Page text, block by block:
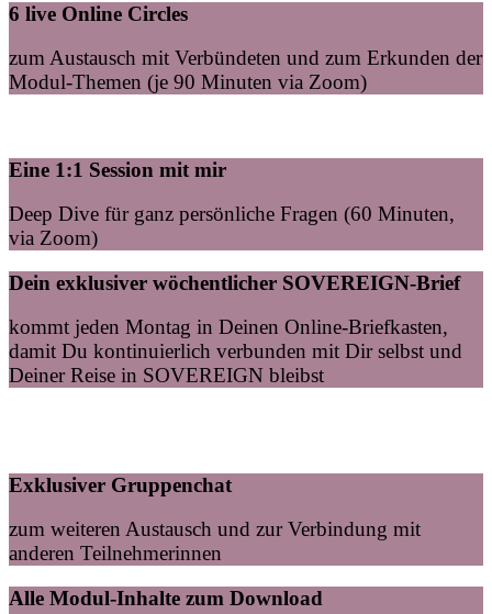
6 live Online Circles
zum Austausch mit Verbündeten und zum Erkunden der
Modul-Themen (je 90 Minuten via Zoom)
Eine 1:1 Session mit mir
Deep Dive für ganz persönliche Fragen (60 Minuten,
via Zoom)
Dein exklusiver wöchentlicher SOVEREIGN-Brief
kommt jeden Montag in Deinen Online-Briefkasten,
damit Du kontinuierlich verbunden mit Dir selbst und
Deiner Reise in SOVEREIGN bleibst
Exklusiver Gruppenchat
zum weiteren Austausch und zur Verbindung mit
anderen Teilnehmerinnen
Alle Modul-Inhalte zum Download